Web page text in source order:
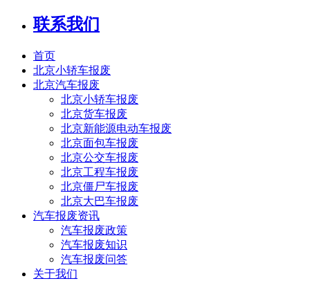
联系我们
首页
北京小轿车报废
北京汽车报废
北京小轿车报废
北京货车报废
北京新能源电动车报废
北京面包车报废
北京公交车报废
北京工程车报废
北京僵尸车报废
北京大巴车报废
汽车报废资讯
汽车报废政策
汽车报废知识
汽车报废问答
关于我们